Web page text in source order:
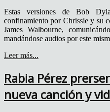
Estas versiones de Bob
confinamiento por Chrissie y su
James Walbourne,
mandándose audios por este
Leer más...
Rabia Pérez
nueva canción y